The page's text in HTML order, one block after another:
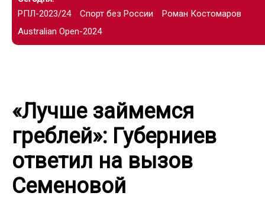
РПЛ-2023/24
Спорт без России
Роман Костомаров
Australian Open-2024
«Лучше займемся
греблей»: Губерниев
ответил на вызов
Семеновой